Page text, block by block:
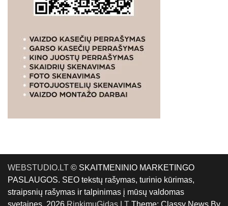
WEBSTUDIO.LT © SKAITMENINIO MARKETINGO
PASLAUGOS. SEO tekstų rašymas, turinio kūrimas,
straipsnių rašymas ir talpinimas į mūsų valdomas
svetaines. 2026 RinkimųGidas.LT Theme: Classy News By